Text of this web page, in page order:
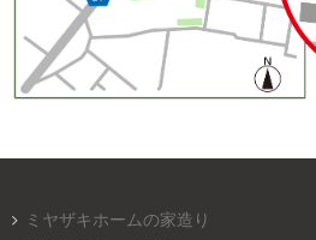
ミヤザキホームの家造り